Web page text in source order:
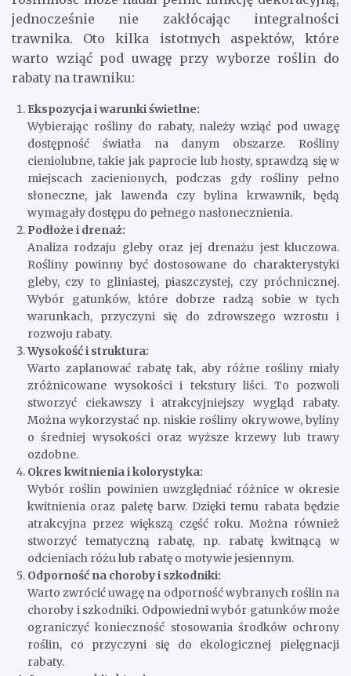
jednocześnie nie zakłócając integralności
trawnika. Oto kilka istotnych aspektów, które
warto wziąć pod uwagę przy wyborze roślin do
rabaty na trawniku:
Ekspozycja i warunki świetlne:
Wybierając rośliny do rabaty, należy wziąć pod uwagę
dostępność światła na danym obszarze. Rośliny
cieniolubne, takie jak paprocie lub hosty, sprawdzą się w
miejscach zacienionych, podczas gdy rośliny pełno
słoneczne, jak lawenda czy bylina krwawnik, będą
wymagały dostępu do pełnego nasłonecznienia.
Podłoże i drenaż:
Analiza rodzaju gleby oraz jej drenażu jest kluczowa.
Rośliny powinny być dostosowane do charakterystyki
gleby, czy to gliniastej, piaszczystej, czy próchnicznej.
Wybór gatunków, które dobrze radzą sobie w tych
warunkach, przyczyni się do zdrowszego wzrostu i
rozwoju rabaty.
Wysokość i struktura:
Warto zaplanować rabatę tak, aby różne rośliny miały
zróżnicowane wysokości i tekstury liści. To pozwoli
stworzyć ciekawszy i atrakcyjniejszy wygląd rabaty.
Można wykorzystać np. niskie rośliny okrywowe, byliny
o średniej wysokości oraz wyższe krzewy lub trawy
ozdobne.
Okres kwitnienia i kolorystyka:
Wybór roślin powinien uwzględniać różnice w okresie
kwitnienia oraz paletę barw. Dzięki temu rabata będzie
atrakcyjna przez większą część roku. Można również
stworzyć tematyczną rabatę, np. rabatę kwitnącą w
odcieniach różu lub rabatę o motywie jesiennym.
Odporność na choroby i szkodniki:
Warto zwrócić uwagę na odporność wybranych roślin na
choroby i szkodniki. Odpowiedni wybór gatunków może
ograniczyć konieczność stosowania środków ochrony
roślin, co przyczyni się do ekologicznej pielęgnacji
rabaty.